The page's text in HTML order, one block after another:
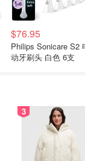
$76.95
Philips Sonicare S2
动牙刷头 白色 6支
3